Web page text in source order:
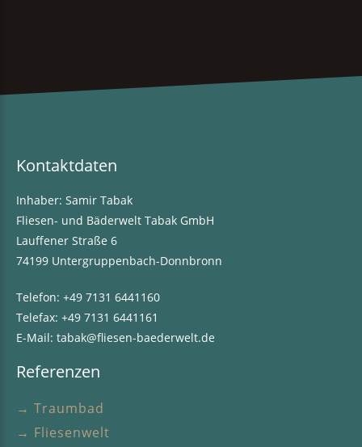
Kontaktdaten
Inhaber: Samir Tabak
Fliesen- und Bäderwelt Tabak GmbH
Lauffener Straße 6
74199 Untergruppenbach-Donnbronn
Telefon: +49 7131 6441160
Telefax: +49 7131 6441161
E-Mail: tabak@fliesen-baederwelt.de
Referenzen
→ Traumbad
→ Fliesenwelt